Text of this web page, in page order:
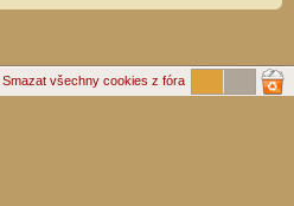
Smazat všechny cookies z fóra